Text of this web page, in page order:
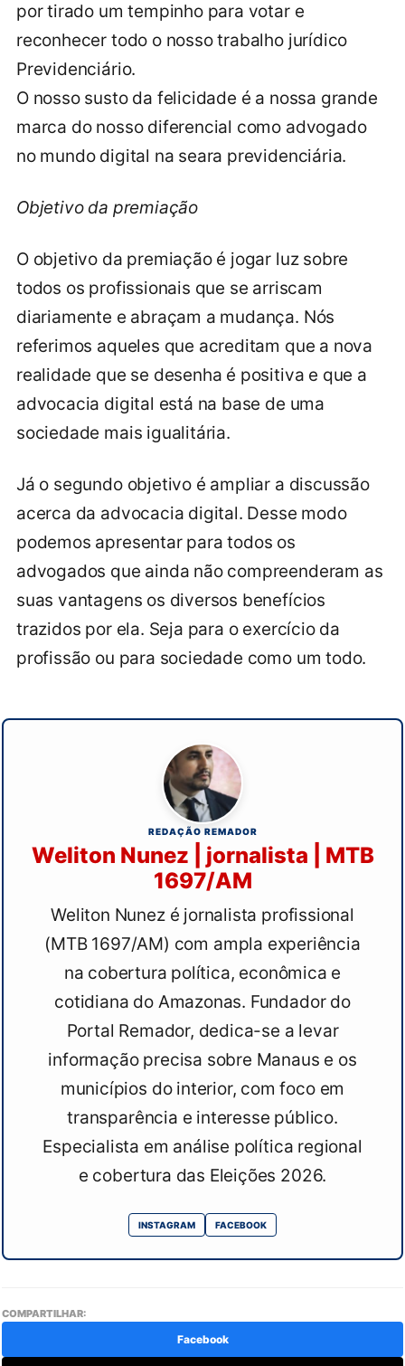
por tirado um tempinho para votar e
reconhecer todo o nosso trabalho jurídico
Previdenciário.
O nosso susto da felicidade é a nossa grande
marca do nosso diferencial como advogado
no mundo digital na seara previdenciária.
Objetivo da premiação
O objetivo da premiação é jogar luz sobre
todos os profissionais que se arriscam
diariamente e abraçam a mudança. Nós
referimos aqueles que acreditam que a nova
realidade que se desenha é positiva e que a
advocacia digital está na base de uma
sociedade mais igualitária.
Já o segundo objetivo é ampliar a discussão
acerca da advocacia digital. Desse modo
podemos apresentar para todos os
advogados que ainda não compreenderam as
suas vantagens os diversos benefícios
trazidos por ela. Seja para o exercício da
profissão ou para sociedade como um todo.
REDAÇÃO REMADOR
Weliton Nunez | jornalista | MTB
1697/AM
Weliton Nunez é jornalista profissional
(MTB 1697/AM) com ampla experiência
na cobertura política, econômica e
cotidiana do Amazonas. Fundador do
Portal Remador, dedica-se a levar
informação precisa sobre Manaus e os
municípios do interior, com foco em
transparência e interesse público.
Especialista em análise política regional
e cobertura das Eleições 2026.
INSTAGRAM FACEBOOK
COMPARTILHAR:
Facebook